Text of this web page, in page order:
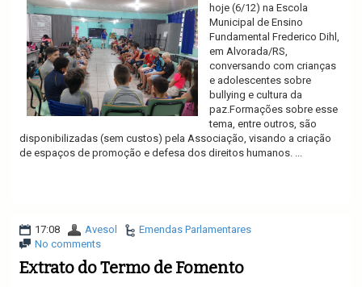
hoje (6/12) na Escola
Municipal de Ensino
Fundamental Frederico Dihl,
em Alvorada/RS,
conversando com crianças
e adolescentes sobre
bullying e cultura da
paz.Formações sobre esse
tema, entre outros, são
disponibilizadas (sem custos) pela Associação, visando a criação
de espaços de promoção e defesa dos direitos humanos. ...
17:08 Avesol
Emendas Parlamentares
No comments
Extrato do Termo de Fomento